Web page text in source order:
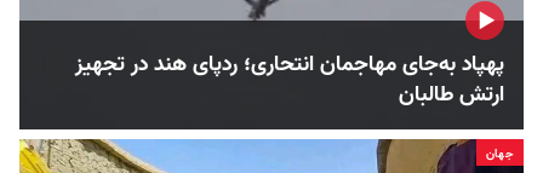
پهپاد به‌جای مهاجمان انتحاری؛ ردپای هند در تجهیز
ارتش طالبان
جهان